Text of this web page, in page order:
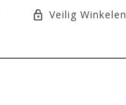
Veilig Winkelen